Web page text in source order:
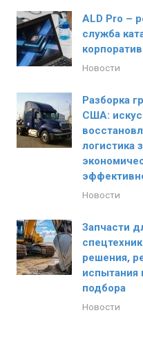
ALD Pro –
служба
Новости
Разборка
США:
логистика
Новости
Запчасти
решения,
испытания
подбора
Новости